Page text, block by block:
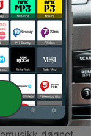
selv, preget
lyden av kjente
kilden til å
enten man
slapper av
de beste